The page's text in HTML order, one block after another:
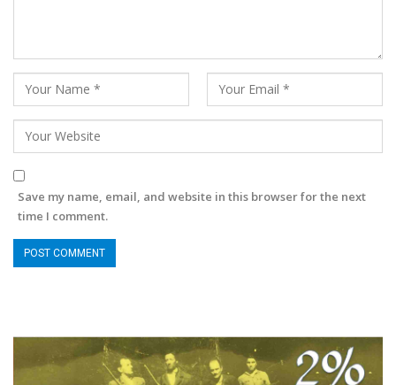
Save my name, email, and website in this browser for the next
time I comment.